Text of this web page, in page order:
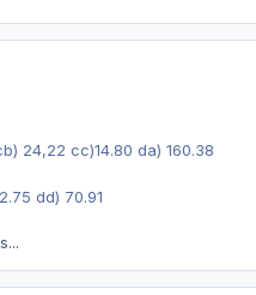
24,22 cc)14.80 da) 160.38
dd) 70.91